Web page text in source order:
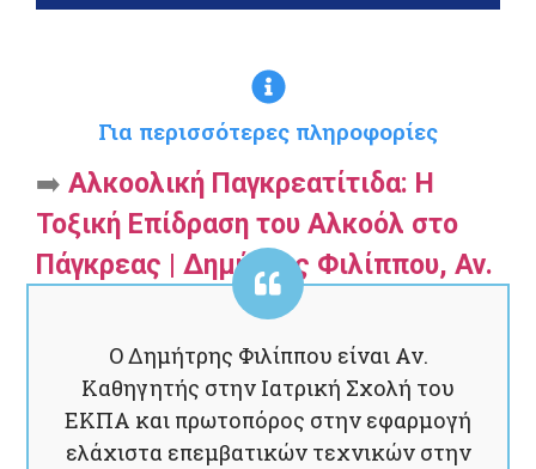
Για περισσότερες πληροφορίες
➡️ Αλκοολική Παγκρεατίτιδα: Η
Τοξική Επίδραση του Αλκοόλ στο
Πάγκρεας | Δημήτρης Φιλίππου, Αν.
Καθηγητής – Χειρουργός
Ο Δημήτρης Φιλίππου είναι Αν.
Καθηγητής στην Ιατρική Σχολή του
ΕΚΠΑ και πρωτοπόρος στην εφαρμογή
ελάχιστα επεμβατικών τεχνικών στην